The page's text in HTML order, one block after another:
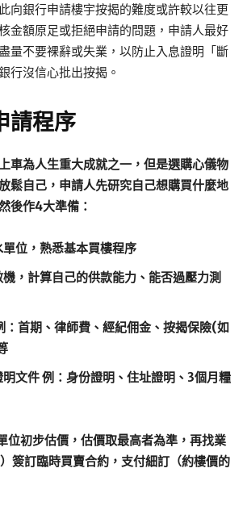
向銀行申請樓宇按揭的難度或許較以往更
金額原足或拒絕申請的問題，申請人最好
量不要裸辭或失業，以防止入息證明「斷
行沒信心批出按揭。
請程序
車為人生重大成就之一，但是選購心儀物
鬆自己，申請人先研究自己想購買什麼地
後作4大準備：
位，熟悉基本買樓程序
，計算自己的供款能力、能否過壓力測
：首期、律師費、經紀佣金、按揭保險(如
文件 例：身份證明、住址證明、3個月糧
位初步估價，估價取最高者為準，再找業
簽訂臨時買賣合約，支付細訂（約樓價的